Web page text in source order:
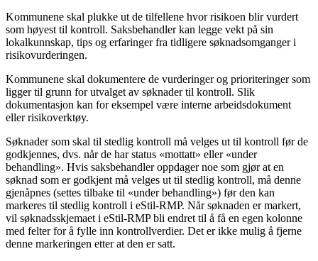
Kommunene skal plukke ut de tilfellene hvor risikoen blir vurdert
som høyest til kontroll. Saksbehandler kan legge vekt på sin
lokalkunnskap, tips og erfaringer fra tidligere søknadsomganger i
risikovurderingen.
Kommunene skal dokumentere de vurderinger og prioriteringer som
ligger til grunn for utvalget av søknader til kontroll. Slik
dokumentasjon kan for eksempel være interne arbeidsdokument
eller risikoverktøy.
Søknader som skal til stedlig kontroll må velges ut til kontroll før de
godkjennes, dvs. når de har status «mottatt» eller «under
behandling». Hvis saksbehandler oppdager noe som gjør at en
søknad som er godkjent må velges ut til stedlig kontroll, må denne
gjenåpnes (settes tilbake til «under behandling») før den kan
markeres til stedlig kontroll i eStil-RMP. Når søknaden er markert,
vil søknadsskjemaet i eStil-RMP bli endret til å få en egen kolonne
med felter for å fylle inn kontrollverdier. Det er ikke mulig å fjerne
denne markeringen etter at den er satt.